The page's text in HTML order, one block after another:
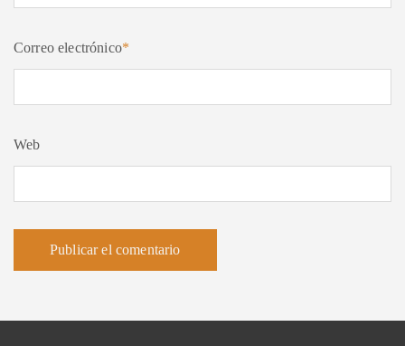
Correo electrónico*
Web